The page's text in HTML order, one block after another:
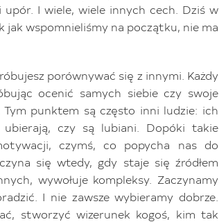
upór. I wiele, wiele innych cech. Dziś w
jak wspomnieliśmy na początku, nie ma
porównywać się z innymi. Każdy
ocenić samych siebie czy swoje
punktem są często inni ludzie: ich
czy są lubiani. Dopóki takie
czymś, co popycha nas do
się wtedy, gdy staje się źródłem
wywołuje kompleksy. Zaczynamy
I nie zawsze wybieramy dobrze.
stworzyć wizerunek kogoś, kim tak